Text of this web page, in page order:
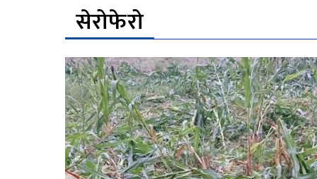
सेरोफेरो